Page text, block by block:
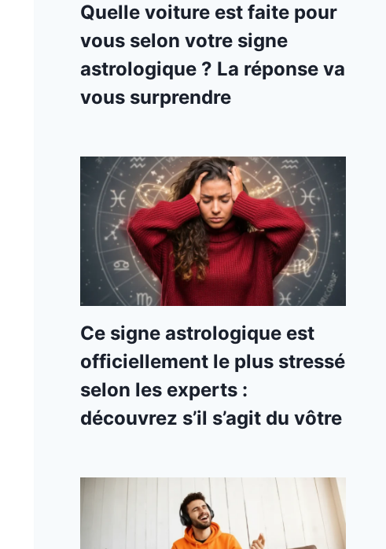
Quelle voiture est faite pour
vous selon votre signe
astrologique ? La réponse va
vous surprendre
Ce signe astrologique est
officiellement le plus stressé
selon les experts :
découvrez s’il s’agit du vôtre